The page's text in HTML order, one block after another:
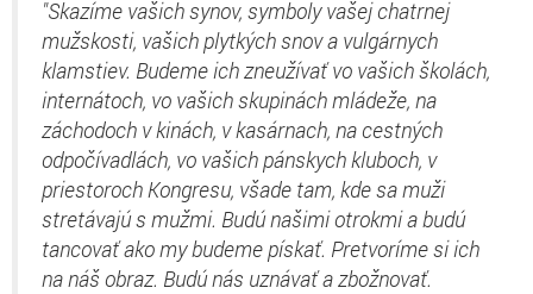
"Skazíme vašich synov, symboly vašej chatrnej
mužskosti, vašich plytkých snov a vulgárnych
klamstiev. Budeme ich zneužívať vo vašich školách,
internátoch, vo vašich skupinách mládeže, na
záchodoch v kinách, v kasárnach, na cestných
odpočívadlách, vo vašich pánskych kluboch, v
priestoroch Kongresu, všade tam, kde sa muži
stretávajú s mužmi. Budú našimi otrokmi a budú
tancovať ako my budeme pískať. Pretvoríme si ich
na náš obraz. Budú nás uznávať a zbožnovať.